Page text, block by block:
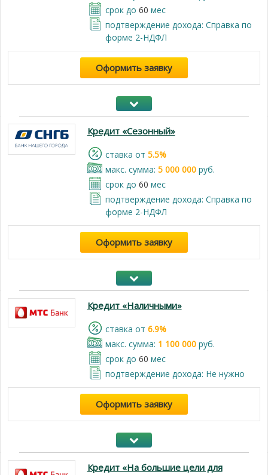
срок до 60 мес
подтверждение дохода: Справка по
форме 2-НДФЛ
Оформить заявку
Кредит «Сезонный»
cтавка от 5.5%
макс. сумма: 5 000 000руб.
срок до 60 мес
подтверждение дохода: Справка по
форме 2-НДФЛ
Оформить заявку
Кредит «Наличными»
cтавка от 6.9%
макс. сумма: 1 100 000руб.
срок до 60 мес
подтверждение дохода: Не нужно
Оформить заявку
Кредит «На большие цели для